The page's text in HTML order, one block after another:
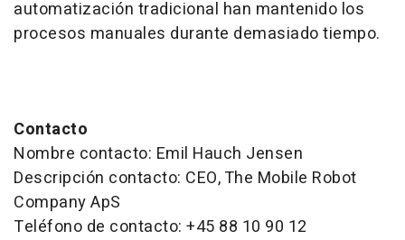
automatización tradicional han mantenido los
procesos manuales durante demasiado tiempo.
Contacto
Nombre contacto: Emil Hauch Jensen
Descripción contacto: CEO, The Mobile Robot
Company ApS
Teléfono de contacto: +45 88 10 90 12